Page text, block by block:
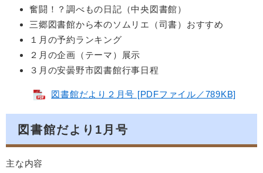
奮闘！？調べもの日記（中央図書館）
三郷図書館から本のソムリエ（司書）おすすめ
１月の予約ランキング
２月の企画（テーマ）展示
３月の安曇野市図書館行事日程
図書館だより２月号 [PDFファイル／789KB]
図書館だより1月号
主な内容